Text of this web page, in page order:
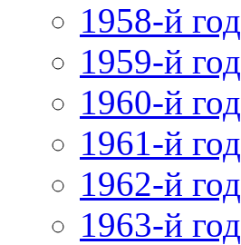
1958-й год
1959-й год
1960-й год
1961-й год
1962-й год
1963-й год